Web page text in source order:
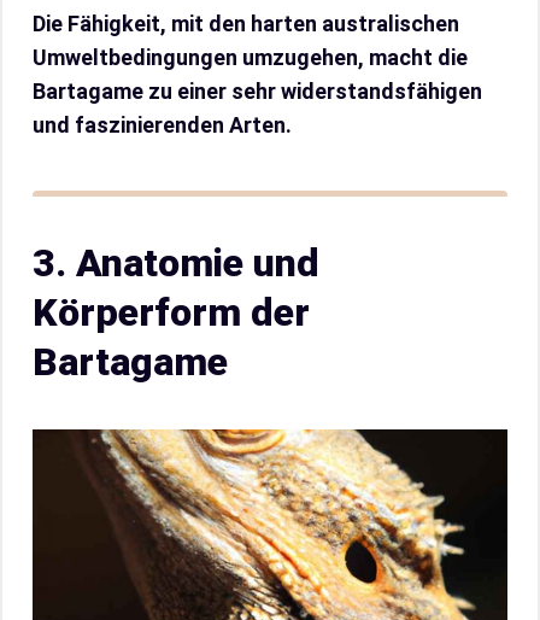
Die Fähigkeit, mit den harten australischen
Umweltbedingungen umzugehen, macht die
Bartagame zu einer sehr widerstandsfähigen
und faszinierenden Arten.
3. Anatomie und
Körperform der
Bartagame